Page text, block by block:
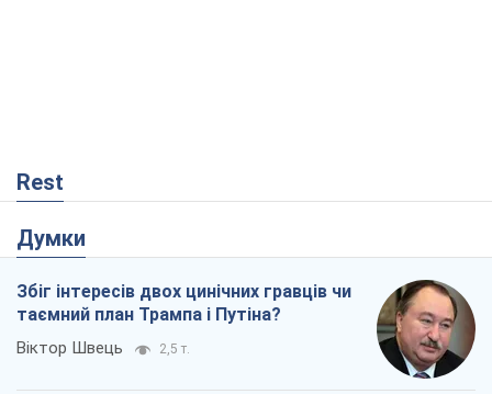
Rest
Думки
Збіг інтересів двох цинічних гравців чи
таємний план Трампа і Путіна?
Віктор Швець 2,5 т.